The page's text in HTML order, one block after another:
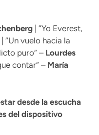
| “Yo Everest,
| “Un vuelo hacia la
puro“ – Lourdes
contar“ – María
desde la escucha
del dispositivo